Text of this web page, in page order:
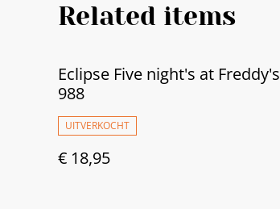
Related items
Eclipse Five night's at Freddy's
988
UITVERKOCHT
€ 18,95